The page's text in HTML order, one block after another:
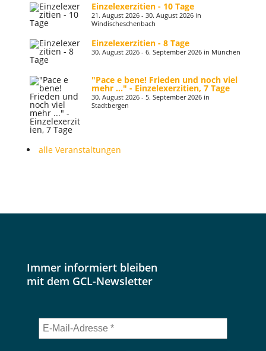
Einzelexerzitien - 10 Tage
21. August 2026 - 30. August 2026 in
Windischeschenbach
Einzelexerzitien - 8 Tage
30. August 2026 - 6. September 2026 in München
"Pace e bene! Frieden und noch viel
mehr ..." - Einzelexerzitien, 7 Tage
30. August 2026 - 5. September 2026 in
Stadtbergen
alle Veranstaltungen
Immer informiert bleiben
mit dem GCL-Newsletter